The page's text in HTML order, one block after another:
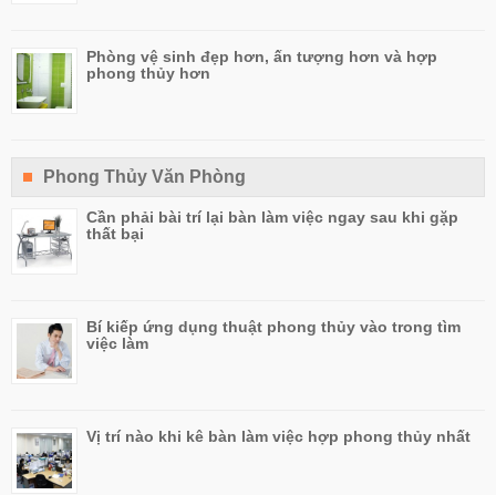
Phòng vệ sinh đẹp hơn, ấn tượng hơn và hợp
phong thủy hơn
Phong Thủy Văn Phòng
Cần phải bài trí lại bàn làm việc ngay sau khi gặp
thất bại
Bí kiếp ứng dụng thuật phong thủy vào trong tìm
việc làm
Vị trí nào khi kê bàn làm việc hợp phong thủy nhất